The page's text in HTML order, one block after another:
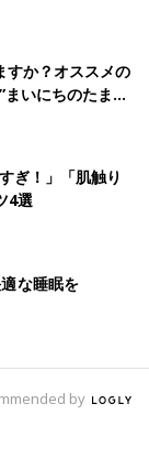
すか？オススメの
いにちのたまひ
ぎ！」「肌触り
4選
な睡眠を
by